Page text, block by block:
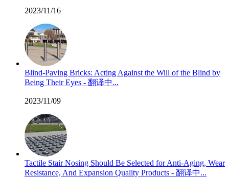
2023/11/16
Blind-Paving Bricks: Acting Against the Will of the Blind by
Being Their Eyes - 翻译中...
2023/11/09
Tactile Stair Nosing Should Be Selected for Anti-Aging, Wear
Resistance, And Expansion Quality Products - 翻译中...